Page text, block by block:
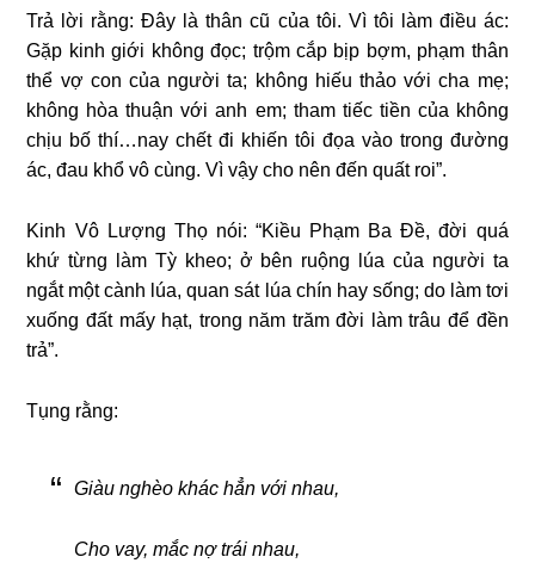
Trả lời rằng: Đây là thân cũ của tôi. Vì tôi làm điều ác:
Gặp kinh giới không đọc; trộm cắp bịp bợm, phạm thân
thể vợ con của người ta; không hiếu thảo với cha mẹ;
không hòa thuận với anh em; tham tiếc tiền của không
chịu bố thí…nay chết đi khiến tôi đọa vào trong đường
ác, đau khổ vô cùng. Vì vậy cho nên đến quất roi”.
Kinh Vô Lượng Thọ nói: “Kiều Phạm Ba Đề, đời quá
khứ từng làm Tỳ kheo; ở bên ruộng lúa của người ta
ngắt một cành lúa, quan sát lúa chín hay sống; do làm tơi
xuống đất mấy hạt, trong năm trăm đời làm trâu để đền
trả”.
Tụng rằng:
Giàu nghèo khác hẳn với nhau,
Cho vay, mắc nợ trái nhau,